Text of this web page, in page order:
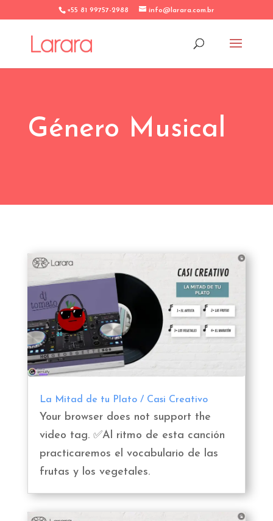
+55 81 99757-2988 info@larara.com.br
Género Musical
La Mitad de tu Plato / Casi Creativo
Your browser does not support the
video tag. ✅Al ritmo de esta canción
practicaremos el vocabulario de las
frutas y los vegetales.